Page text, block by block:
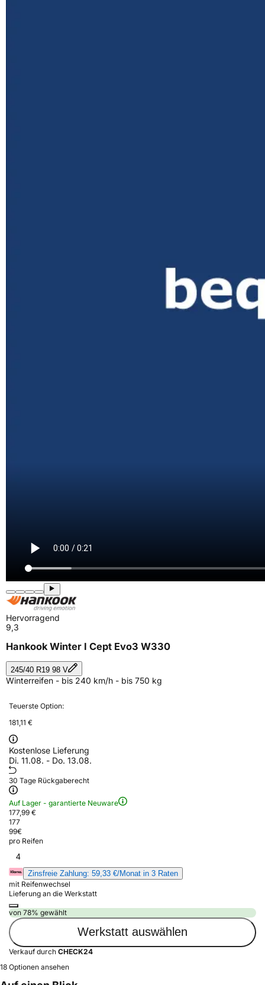
Hervorragend
9,3
Hankook Winter I Cept Evo3 W330
245/40 R19 98 V
Winterreifen - bis 240 km/h - bis 750 kg
Teuerste Option:
181,11 €
Kostenlose Lieferung
Di. 11.08. - Do. 13.08.
30 Tage Rückgaberecht
Auf Lager - garantierte Neuware
177,99 €
177
99€
pro Reifen
4
Zinsfreie Zahlung: 59,33 €/Monat in 3 Raten
mit Reifenwechsel
Lieferung an die Werkstatt
von 78% gewählt
Werkstatt auswählen
Verkauf durch CHECK24
18 Optionen ansehen